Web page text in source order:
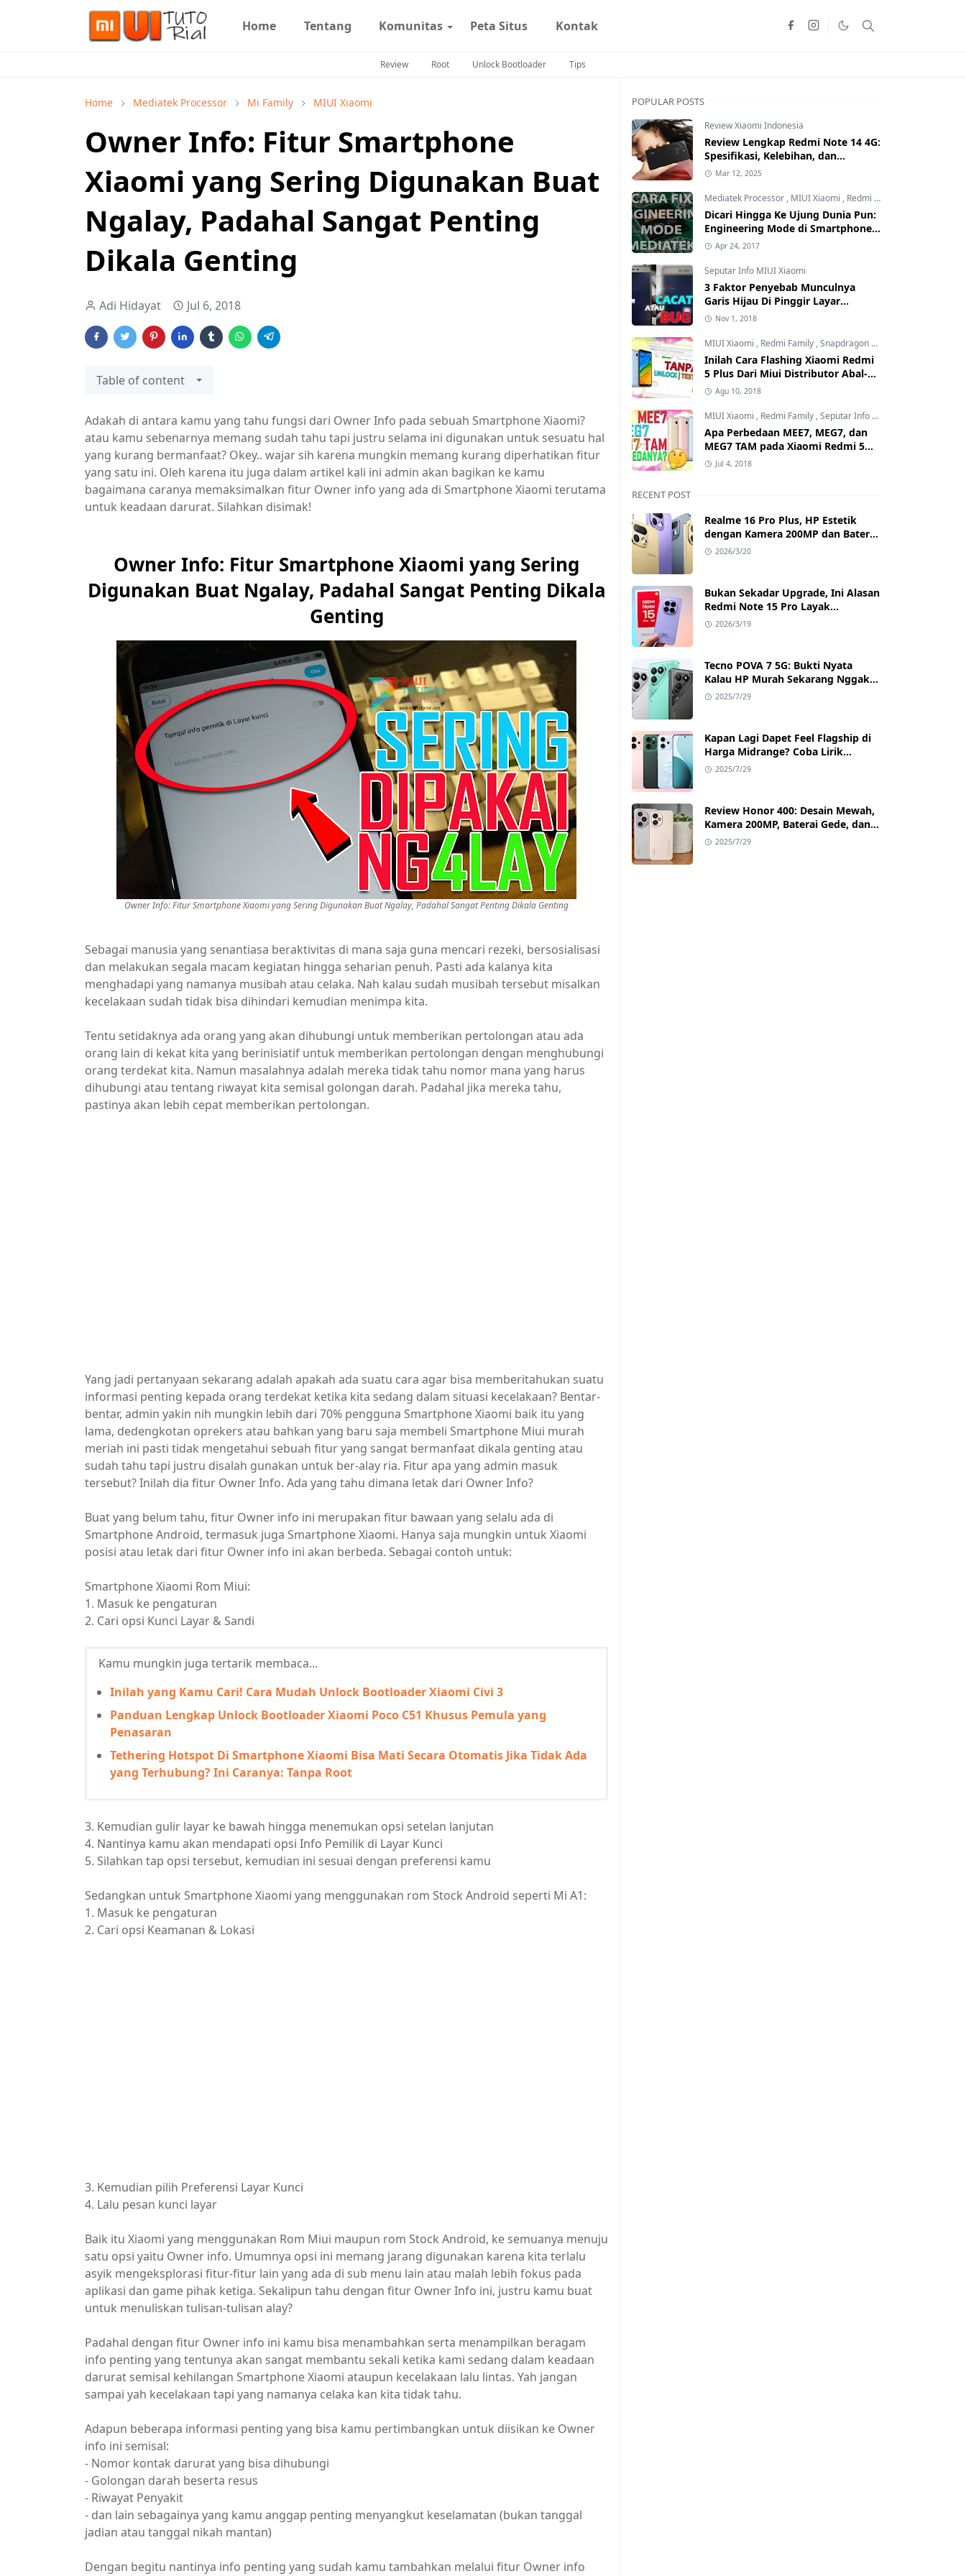
Home Tentang Komunitas Peta Situs Kontak
Review Root Unlock Bootloader Tips
Home Mediatek Processor Mi Family MIUI Xiaomi
Owner Info: Fitur Smartphone
Xiaomi yang Sering Digunakan Buat
Ngalay, Padahal Sangat Penting
Dikala Genting
Adi Hidayat Jul 6, 2018
Table of content
Adakah di antara kamu yang tahu fungsi dari Owner Info pada sebuah Smartphone Xiaomi?
atau kamu sebenarnya memang sudah tahu tapi justru selama ini digunakan untuk sesuatu hal
yang kurang bermanfaat? Okey.. wajar sih karena mungkin memang kurang diperhatikan fitur
yang satu ini. Oleh karena itu juga dalam artikel kali ini admin akan bagikan ke kamu
bagaimana caranya memaksimalkan fitur Owner info yang ada di Smartphone Xiaomi terutama
untuk keadaan darurat. Silahkan disimak!
Owner Info: Fitur Smartphone Xiaomi yang Sering
Digunakan Buat Ngalay, Padahal Sangat Penting Dikala
Genting
Owner Info: Fitur Smartphone Xiaomi yang Sering Digunakan Buat Ngalay, Padahal Sangat Penting Dikala Genting
Sebagai manusia yang senantiasa beraktivitas di mana saja guna mencari rezeki, bersosialisasi
dan melakukan segala macam kegiatan hingga seharian penuh. Pasti ada kalanya kita
menghadapi yang namanya musibah atau celaka. Nah kalau sudah musibah tersebut misalkan
kecelakaan sudah tidak bisa dihindari kemudian menimpa kita.
Tentu setidaknya ada orang yang akan dihubungi untuk memberikan pertolongan atau ada
orang lain di kekat kita yang berinisiatif untuk memberikan pertolongan dengan menghubungi
orang terdekat kita. Namun masalahnya adalah mereka tidak tahu nomor mana yang harus
dihubungi atau tentang riwayat kita semisal golongan darah. Padahal jika mereka tahu,
pastinya akan lebih cepat memberikan pertolongan.
Yang jadi pertanyaan sekarang adalah apakah ada suatu cara agar bisa memberitahukan suatu
informasi penting kepada orang terdekat ketika kita sedang dalam situasi kecelakaan? Bentar-
bentar, admin yakin nih mungkin lebih dari 70% pengguna Smartphone Xiaomi baik itu yang
lama, dedengkotan oprekers atau bahkan yang baru saja membeli Smartphone Miui murah
meriah ini pasti tidak mengetahui sebuah fitur yang sangat bermanfaat dikala genting atau
sudah tahu tapi justru disalah gunakan untuk ber-alay ria. Fitur apa yang admin masuk
tersebut? Inilah dia fitur Owner Info. Ada yang tahu dimana letak dari Owner Info?
Buat yang belum tahu, fitur Owner info ini merupakan fitur bawaan yang selalu ada di
Smartphone Android, termasuk juga Smartphone Xiaomi. Hanya saja mungkin untuk Xiaomi
posisi atau letak dari fitur Owner info ini akan berbeda. Sebagai contoh untuk:
Smartphone Xiaomi Rom Miui:
1. Masuk ke pengaturan
2. Cari opsi Kunci Layar & Sandi
Kamu mungkin juga tertarik membaca...
Inilah yang Kamu Cari! Cara Mudah Unlock Bootloader Xiaomi Civi 3
Panduan Lengkap Unlock Bootloader Xiaomi Poco C51 Khusus Pemula yang
Penasaran
Tethering Hotspot Di Smartphone Xiaomi Bisa Mati Secara Otomatis Jika Tidak Ada
yang Terhubung? Ini Caranya: Tanpa Root
3. Kemudian gulir layar ke bawah hingga menemukan opsi setelan lanjutan
4. Nantinya kamu akan mendapati opsi Info Pemilik di Layar Kunci
5. Silahkan tap opsi tersebut, kemudian ini sesuai dengan preferensi kamu
Sedangkan untuk Smartphone Xiaomi yang menggunakan rom Stock Android seperti Mi A1:
1. Masuk ke pengaturan
2. Cari opsi Keamanan & Lokasi
3. Kemudian pilih Preferensi Layar Kunci
4. Lalu pesan kunci layar
Baik itu Xiaomi yang menggunakan Rom Miui maupun rom Stock Android, ke semuanya menuju
satu opsi yaitu Owner info. Umumnya opsi ini memang jarang digunakan karena kita terlalu
asyik mengeksplorasi fitur-fitur lain yang ada di sub menu lain atau malah lebih fokus pada
aplikasi dan game pihak ketiga. Sekalipun tahu dengan fitur Owner Info ini, justru kamu buat
untuk menuliskan tulisan-tulisan alay?
Padahal dengan fitur Owner info ini kamu bisa menambahkan serta menampilkan beragam
info penting yang tentunya akan sangat membantu sekali ketika kami sedang dalam keadaan
darurat semisal kehilangan Smartphone Xiaomi ataupun kecelakaan lalu lintas. Yah jangan
sampai yah kecelakaan tapi yang namanya celaka kan kita tidak tahu.
Adapun beberapa informasi penting yang bisa kamu pertimbangkan untuk diisikan ke Owner
info ini semisal:
- Nomor kontak darurat yang bisa dihubungi
- Golongan darah beserta resus
- Riwayat Penyakit
- dan lain sebagainya yang kamu anggap penting menyangkut keselamatan (bukan tanggal
jadian atau tanggal nikah mantan)
Dengan begitu nantinya info penting yang sudah kamu tambahkan melalui fitur Owner info
POPULAR POSTS
Review Xiaomi Indonesia
Review Lengkap Redmi Note 14 4G:
Spesifikasi, Kelebihan, dan
Kekurangan!
Mar 12, 2025
Mediatek Processor , MIUI Xiaomi , Redmi Family
Dicari Hingga Ke Ujung Dunia Pun:
Engineering Mode di Smartphone
Xiaomi Kamu Hilang? Ini Tutorial
Cara Mengembalikannya
Apr 24, 2017
Seputar Info MIUI Xiaomi
3 Faktor Penyebab Munculnya
Garis Hijau Di Pinggir Layar
Smartphone Xiaomi: Kamu yang
Nov 1, 2018
MIUI Xiaomi , Redmi Family ,Snapdragon Processor
Inilah Cara Flashing Xiaomi Redmi
5 Plus Dari Miui Distributor Abal-
Abal ke Offcial Tanpa Test Point
dan Tanpa Unlock Bootloader
Agu 10, 2018
MIUI Xiaomi , Redmi Family ,Seputar Info MIUI Xiaomi
Apa Perbedaan MEE7, MEG7, dan
MEG7 TAM pada Xiaomi Redmi 5
Plus? Benarkah MEG7 TAM Tidak
Jul 4, 2018
RECENT POST
Realme 16 Pro Plus, HP Estetik
dengan Kamera 200MP dan Baterai
Badak
2026/3/20
Bukan Sekadar Upgrade, Ini Alasan
Redmi Note 15 Pro Layak
Dipertimbangkan
2026/3/19
Tecno POVA 7 5G: Bukti Nyata
Kalau HP Murah Sekarang Nggak
Main-Main Lagi
2025/7/29
Kapan Lagi Dapet Feel Flagship di
Harga Midrange? Coba Lirik
Reno14 Pro 5G!
2025/7/29
Review Honor 400: Desain Mewah,
Kamera 200MP, Baterai Gede, dan
Google Full Akses
2025/7/29